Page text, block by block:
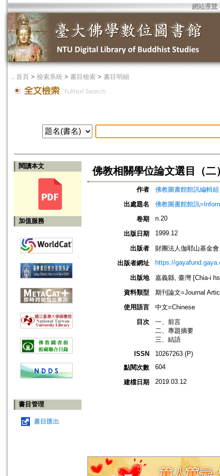
網站導覽
． 首頁 > 檢索系統 > 書目檢索 > 書目明細
閱讀本文
加值服務
書目管理
書目匯出
佛教相關學位論文選目（二
作者
佛教圖書館館訊編輯組
出處題名
佛教圖書館館訊
卷期
n.20
出版日期 1999.12
出版者
財團法人伽耶山基金會
出版者網址
https://
出版地
嘉義縣, 臺灣 [Chia-i
資料類型
期刊論文=Journal
使用語言
中文=Chinese
目次
一、前言
二、專題摘要
三、結語
ISSN
10267263 (P)
點閱次數
604
建檔日期 2019.03.12